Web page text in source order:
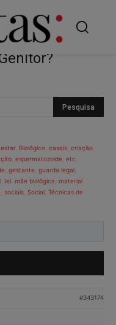
, Biológico casais criação
espermatozoide etc
gestante guarda legal
lei mãe biolõgica
material
sociais Social Técnicas de
#343174